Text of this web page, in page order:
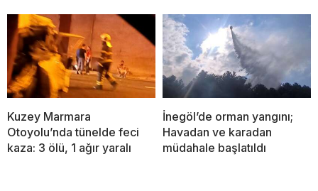
Kuzey Marmara
Otoyolu’nda tünelde feci
kaza: 3 ölü, 1 ağır yaralı
İnegöl’de orman yangını;
Havadan ve karadan
müdahale başlatıldı